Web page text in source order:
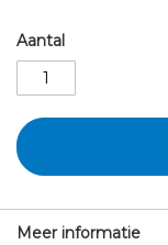
Aantal
Meer informatie